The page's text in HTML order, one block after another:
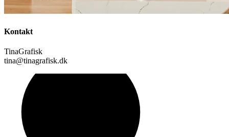
Kontakt
TinaGrafisk
tina@tinagrafisk.dk